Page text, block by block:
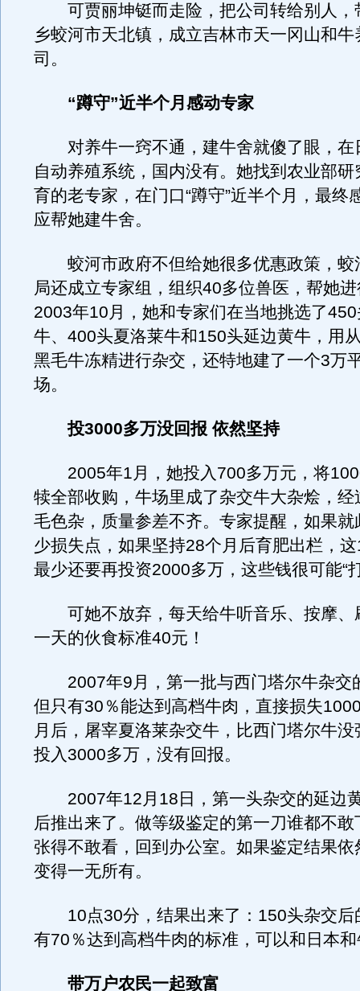
可贾丽坤铤而走险，把公司转给别人，
乡蛟河市天北镇，成立吉林市天一冈山和牛
司。
“蹲守”近半个月感动专家
对养牛一窍不通，建牛舍就傻了眼，在
自动养殖系统，国内没有。她找到农业部
育的老专家，在门口“蹲守”近半个月，最终
应帮她建牛舍。
蛟河市政府不但给她很多优惠政策，蛟
局还成立专家组，组织40多位兽医，帮她
2003年10月，她和专家们在当地挑选了
牛、400头夏洛莱牛和150头延边黄牛，用
黑毛牛冻精进行杂交，还特地建了一个3万
场。
投3000多万没回报 依然坚持
2005年1月，她投入700多万元，将
犊全部收购，牛场里成了杂交牛大杂烩，经
毛色杂，质量参差不齐。专家提醒，如果就
少损失点，如果坚持28个月后育肥出栏，
最少还要再投资2000多万，这些钱很可能“
可她不放弃，每天给牛听音乐、按摩、
一天的伙食标准40元！
2007年9月，第一批与西门塔尔牛杂交
但只有30％能达到高档牛肉，直接损失
月后，屠宰夏洛莱杂交牛，比西门塔尔牛
投入3000多万，没有回报。
2007年12月18日，第一头杂交的延边
后推出来了。做等级鉴定的第一刀谁都不
张得不敢看，回到办公室。如果鉴定结果依
变得一无所有。
10点30分，结果出来了：150头杂交后
有70％达到高档牛肉的标准，可以和日本
带万户农民一起致富